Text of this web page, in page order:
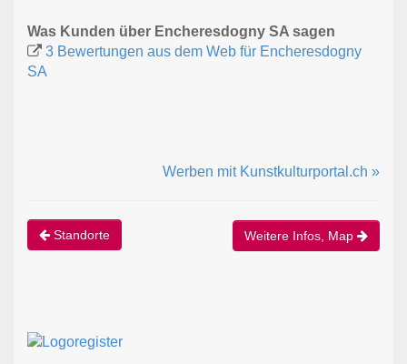
Was Kunden über Encheresdogny SA sagen
3 Bewertungen aus dem Web für Encheresdogny
SA
Werben mit Kunstkulturportal.ch »
Standorte Weitere Infos, Map